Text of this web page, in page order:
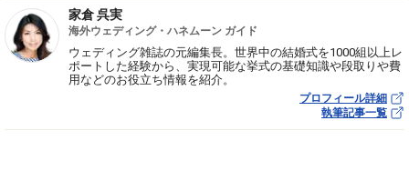
家倉 呉実
海外ウェディング・ハネムーン ガイド
ウェディング雑誌の元編集長。世界中の結婚式を1000組以上レ
ポートした経験から、実現可能な挙式の基礎知識や段取りや費
用などのお役立ち情報を紹介。
プロフィール詳細
執筆記事一覧